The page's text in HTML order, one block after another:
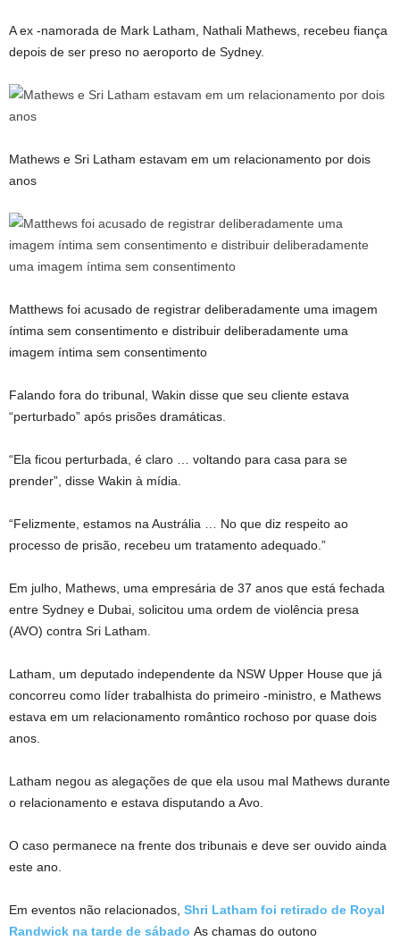
A ex -namorada de Mark Latham, Nathali Mathews, recebeu fiança
depois de ser preso no aeroporto de Sydney.
Mathews e Sri Latham estavam em um relacionamento por dois
anos
Matthews foi acusado de registrar deliberadamente uma imagem
íntima sem consentimento e distribuir deliberadamente uma
imagem íntima sem consentimento
Falando fora do tribunal, Wakin disse que seu cliente estava
“perturbado” após prisões dramáticas.
“Ela ficou perturbada, é claro … voltando para casa para se
prender”, disse Wakin à mídia.
“Felizmente, estamos na Austrália … No que diz respeito ao
processo de prisão, recebeu um tratamento adequado.”
Em julho, Mathews, uma empresária de 37 anos que está fechada
entre Sydney e Dubai, solicitou uma ordem de violência presa
(AVO) contra Sri Latham.
Latham, um deputado independente da NSW Upper House que já
concorreu como líder trabalhista do primeiro -ministro, e Mathews
estava em um relacionamento romântico rochoso por quase dois
anos.
Latham negou as alegações de que ela usou mal Mathews durante
o relacionamento e estava disputando a Avo.
O caso permanece na frente dos tribunais e deve ser ouvido ainda
este ano.
Em eventos não relacionados, Shri Latham foi retirado de Royal
Randwick na tarde de sábado As chamas do outono